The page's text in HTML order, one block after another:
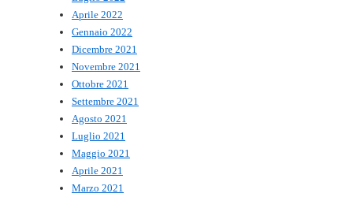
Aprile 2022
Gennaio 2022
Dicembre 2021
Novembre 2021
Ottobre 2021
Settembre 2021
Agosto 2021
Luglio 2021
Maggio 2021
Aprile 2021
Marzo 2021